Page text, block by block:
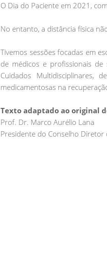
O Dia do Paciente em 2021,
No entanto, a distância física
Tivemos sessões focadas em
de médicos e profissionais de
Cuidados Multidisciplinares,
medicamentosas na
Texto adaptado ao original
Prof. Dr. Marco Aurélio Lana
Presidente do Conselho Diretor